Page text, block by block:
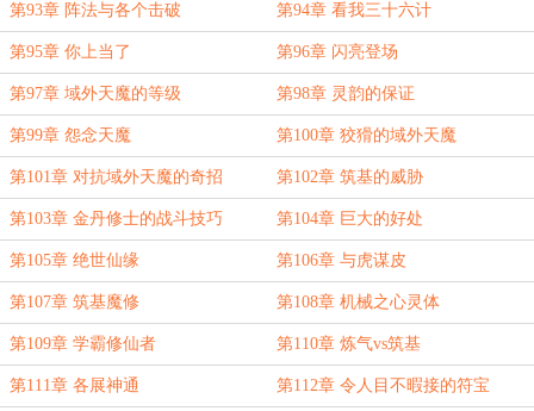
第93章 阵法与各个击破 第94章 看我三十六计
第95章 你上当了 第96章 闪亮登场
第97章 域外天魔的等级 第98章 灵韵的保证
第99章 怨念天魔 第100章 狡猾的域外天魔
第101章 对抗域外天魔的奇招 第102章 筑基的威胁
第103章 金丹修士的战斗技巧 第104章 巨大的好处
第105章 绝世仙缘 第106章 与虎谋皮
第107章 筑基魔修 第108章 机械之心灵体
第109章 学霸修仙者 第110章 炼气vs筑基
第111章 各展神通 第112章 令人目不暇接的符宝